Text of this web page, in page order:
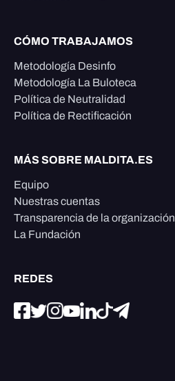
CÓMO TRABAJAMOS
Metodología Desinfo
Metodología La Buloteca
Política de Neutralidad
Política de Rectificación
MÁS SOBRE MALDITA.ES
Equipo
Nuestras cuentas
Transparencia de la organización
La Fundación
REDES